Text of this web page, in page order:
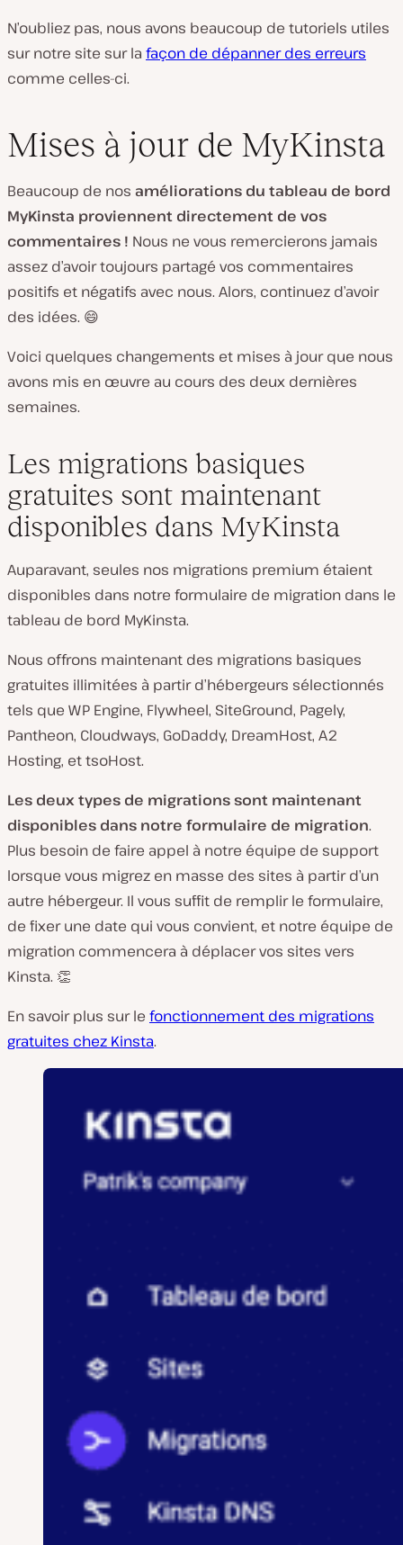
N’oubliez pas, nous avons beaucoup de tutoriels utiles
sur notre site sur la façon de dépanner des erreurs
comme celles-ci.
Mises à jour de MyKinsta
Beaucoup de nos améliorations du tableau de bord
MyKinsta proviennent directement de vos
commentaires ! Nous ne vous remercierons jamais
assez d’avoir toujours partagé vos commentaires
positifs et négatifs avec nous. Alors, continuez d’avoir
des idées. 😄
Voici quelques changements et mises à jour que nous
avons mis en œuvre au cours des deux dernières
semaines.
Les migrations basiques
gratuites sont maintenant
disponibles dans MyKinsta
Auparavant, seules nos migrations premium étaient
disponibles dans notre formulaire de migration dans le
tableau de bord MyKinsta.
Nous offrons maintenant des migrations basiques
gratuites illimitées à partir d’hébergeurs sélectionnés
tels que WP Engine, Flywheel, SiteGround, Pagely,
Pantheon, Cloudways, GoDaddy, DreamHost, A2
Hosting, et tsoHost.
Les deux types de migrations sont maintenant
disponibles dans notre formulaire de migration.
Plus besoin de faire appel à notre équipe de support
lorsque vous migrez en masse des sites à partir d’un
autre hébergeur. Il vous suffit de remplir le formulaire,
de fixer une date qui vous convient, et notre équipe de
migration commencera à déplacer vos sites vers
Kinsta. 👏
En savoir plus sur le fonctionnement des migrations
gratuites chez Kinsta.